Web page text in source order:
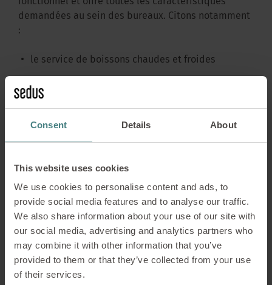
Consent Details About
This website uses cookies
We use cookies to personalise content and ads, to
provide social media features and to analyse our traffic.
We also share information about your use of our site with
our social media, advertising and analytics partners who
may combine it with other information that you’ve
provided to them or that they’ve collected from your use
of their services.
demandées au sein des bureaux. Citons notamment
:
le service de boissons chaudes et froides
la possibilité de réfrigérer les aliments
le fait de pouvoir ranger la vaisselle et les
couverts
les options proposées (évier ou lave-vaisselle).
Design modulaire : simple,
flexible et personnalisable
« Avec se:café bar, nous avons conçu un système qui
se pense de façon modulaire, mais produit un effet
émotionnel », explique Konstantin Thomas. « Des
lignes épurées, des matériaux authentiques et un